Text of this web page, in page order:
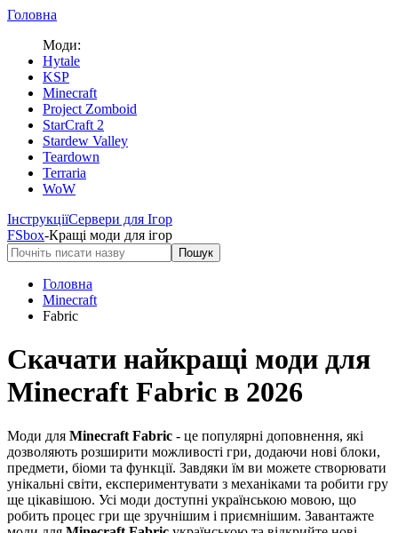
Головна
Моди:
Hytale
KSP
Minecraft
Project Zomboid
StarCraft 2
Stardew Valley
Teardown
Terraria
WoW
ІнструкціїСервери для Ігор
FSbox-Кращі моди для ігор
Пошук
Головна
Minecraft
Fabric
Скачати найкращі моди для
Minecraft Fabric в 2026
Моди для Minecraft Fabric - це популярні доповнення, які
дозволяють розширити можливості гри, додаючи нові блоки,
предмети, біоми та функції. Завдяки їм ви можете створювати
унікальні світи, експериментувати з механіками та робити гру
ще цікавішою. Усі моди доступні українською мовою, що
робить процес гри ще зручнішим і приємнішим. Завантажте